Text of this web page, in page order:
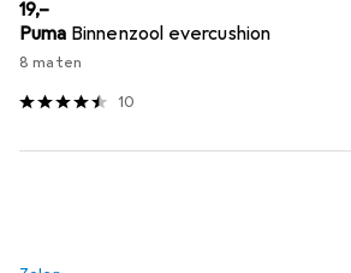
EUR
19,–
Puma Binnenzool evercushion
8 maten
10